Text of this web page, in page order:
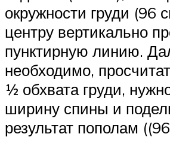
окружности груди (96
центру вертикально
пунктирную линию.
необходимо,
1⁄2 обхвата груди,
ширину спины и
результат пополам